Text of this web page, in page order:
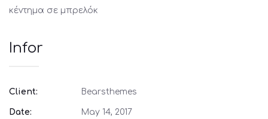
κέντημα σε μπρελόκ
Infor
Client: Bearsthemes
Date: May 14, 2017